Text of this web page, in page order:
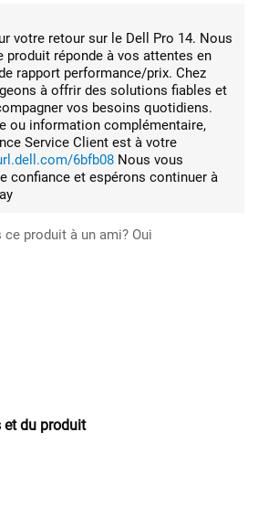
votre retour sur le Dell Pro 14. Nous
produit réponde à vos attentes en
rapport performance/prix. Chez
à offrir des solutions fiables et
vos besoins quotidiens.
ou information complémentaire,
Service Client est à votre
6bfb08 Nous vous
confiance et espérons continuer à
ce produit à un ami? Oui
du produit